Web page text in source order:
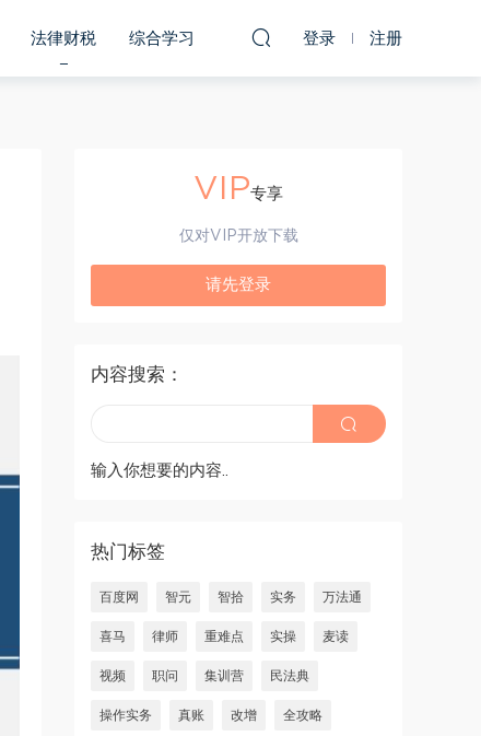
法律财税 综合学习 登录 注册
VIP专享
仅对VIP开放下载
请先登录
内容搜索：
输入你想要的内容..
热门标签
百度网 智元 智拾 实务 万法通
喜马 律师 重难点 实操 麦读
视频 职问 集训营 民法典
操作实务 真账 改增 全攻略